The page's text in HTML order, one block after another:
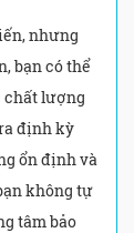
nhưng
bạn có thể
chất lượng
định kỳ
ổn định và
không tự
tâm bảo